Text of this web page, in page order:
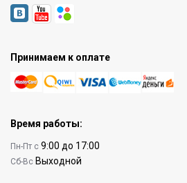
Принимаем к оплате
Время работы:
Пн-Пт с 9:00 до 17:00
Сб-Вс Выходной